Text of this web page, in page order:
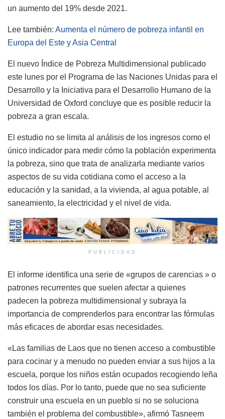
un aumento del 19% desde 2021.
Lee también: Aumenta el número de pobreza infantil en
Europa del Este y Asia Central
El nuevo Índice de Pobreza Multidimensional publicado
este lunes por el Programa de las Naciones Unidas para el
Desarrollo y la Iniciativa para el Desarrollo Humano de la
Universidad de Oxford concluye que es posible reducir la
pobreza a gran escala.
El estudio no se limita al análisis de los ingresos como el
único indicador para medir cómo la población experimenta
la pobreza, sino que trata de analizarla mediante varios
aspectos de su vida cotidiana como el acceso a la
educación y la sanidad, a la vivienda, al agua potable, al
saneamiento, la electricidad y el nivel de vida.
PUBLICIDAD
El informe identifica una serie de «grupos de carencias » o
patrones recurrentes que suelen afectar a quienes
padecen la pobreza multidimensional y subraya la
importancia de comprenderlos para encontrar las fórmulas
más eficaces de abordar esas necesidades.
«Las familias de Laos que no tienen acceso a combustible
para cocinar y a menudo no pueden enviar a sus hijos a la
escuela, porque los niños están ocupados recogiendo leña
todos los días. Por lo tanto, puede que no sea suficiente
construir una escuela en un pueblo si no se soluciona
también el problema del combustible», afirmó Tasneem